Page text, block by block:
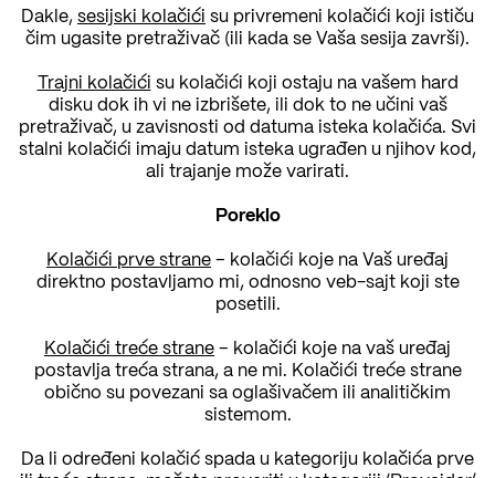
Dakle, sesijski kolačići su privremeni kolačići koji ističu
čim ugasite pretraživač (ili kada se Vaša sesija završi).
Trajni kolačići su kolačići koji ostaju na vašem hard
disku dok ih vi ne izbrišete, ili dok to ne učini vaš
pretraživač, u zavisnosti od datuma isteka kolačića. Svi
stalni kolačići imaju datum isteka ugrađen u njihov kod,
ali trajanje može varirati.
Poreklo
Kolačići prve strane – kolačići koje na Vaš uređaj
direktno postavljamo mi, odnosno veb-sajt koji ste
posetili.
Kolačići treće strane – kolačići koje na vaš uređaj
postavlja treća strana, a ne mi. Kolačići treće strane
obično su povezani sa oglašivačem ili analitičkim
sistemom.
Da li određeni kolačić spada u kategoriju kolačića prve